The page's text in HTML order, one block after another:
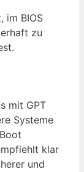
im BIOS
zu
mit GPT
Systeme
klar
und